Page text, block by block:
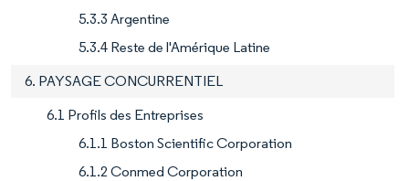
5.3.3 Argentine
5.3.4 Reste de l'Amérique Latine
6. PAYSAGE CONCURRENTIEL
6.1 Profils des Entreprises
6.1.1 Boston Scientific Corporation
6.1.2 Conmed Corporation